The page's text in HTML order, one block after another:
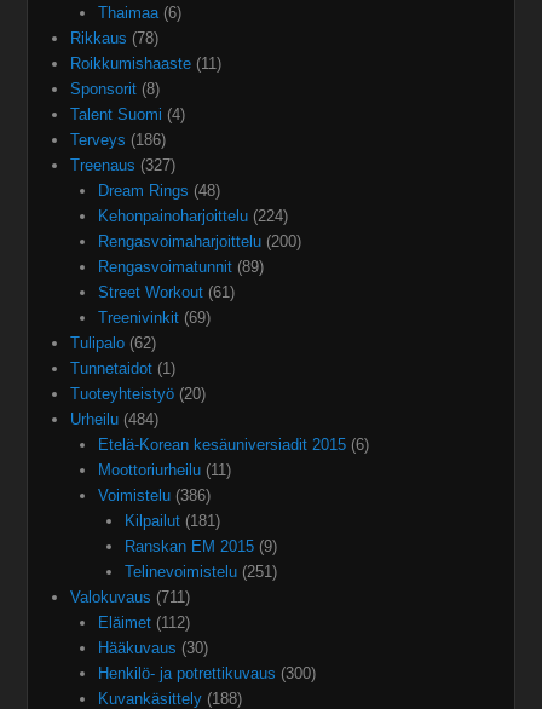
Thaimaa(6)
Rikkaus (78)
Roikkumishaaste (11)
Sponsorit (8)
Talent Suomi (4)
Terveys (186)
Treenaus (327)
Dream Rings (48)
Kehonpainoharjoittelu(224)
Rengasvoimaharjoittelu(200)
Rengasvoimatunnit(89)
Street Workout(61)
Treenivinkit(69)
Tulipalo (62)
Tunnetaidot (1)
Tuoteyhteistyö (20)
Urheilu (484)
Etelä-Korean kesäuniversiadit 2015(6)
Moottoriurheilu(11)
Voimistelu(386)
Kilpailut (181)
Ranskan EM 2015 (9)
Telinevoimistelu (251)
Valokuvaus (711)
Eläimet(112)
Hääkuvaus (30)
Henkilö- ja potrettikuvaus (300)
Kuvankäsittely(188)